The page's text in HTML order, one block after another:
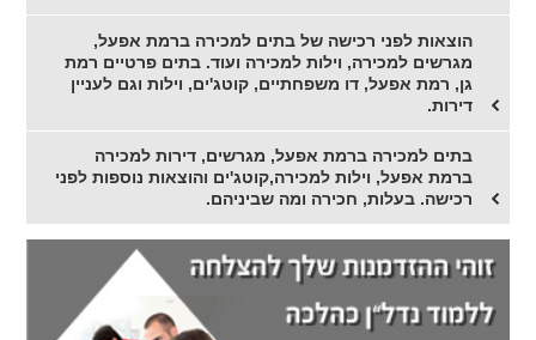
הוצאות לפני רכישה של בתים למכירה ברמת אפעל,
מגרשים למכירה, וילות למכירה ועוד. בתים פרטיים רמת
גן, רמת אפעל, דו משפחתיים, קוטג'ים, וילות וגם לעניין
דירות.
בתים למכירה ברמת אפעל, מגרשים, דירות למכירה
ברמת אפעל, וילות למכירה,קוטג'ים והוצאות נוספות לפני
רכישה. בעלות, חכירה ומה שביניהם.